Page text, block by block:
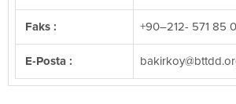
Faks : +90–212- 571 85
E-Posta : @yokrikab